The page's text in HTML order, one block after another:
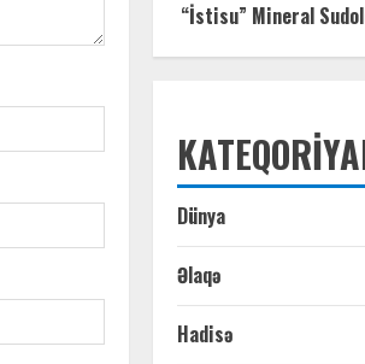
“İstisu” Mineral
Dünya
Əlaqə
Hadisə